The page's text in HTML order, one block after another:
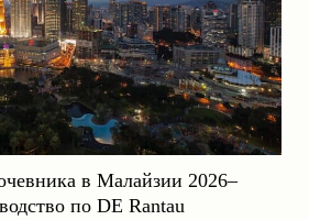
в Малайзии 2026–
по DE Rantau